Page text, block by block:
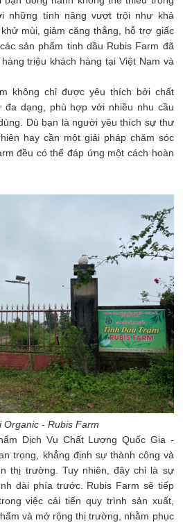
những tính năng vượt trội như khả
mùi, giảm căng thẳng, hỗ trợ giấc
sản phẩm tinh dầu Rubis Farm đã
triệu khách hàng tại Việt Nam và
không chỉ được yêu thích bởi chất
dạng, phù hợp với nhiều nhu cầu
Dù bạn là người yêu thích sự thư
hay cần một giải pháp chăm sóc
đều có thể đáp ứng một cách hoàn
Organic - Rubis Farm
Dịch Vụ Chất Lượng Quốc Gia -
trọng, khẳng định sự thành công và
thị trường. Tuy nhiên, đây chỉ là sự
dài phía trước. Rubis Farm sẽ tiếp
việc cải tiến quy trình sản xuất,
và mở rộng thị trường, nhằm phục